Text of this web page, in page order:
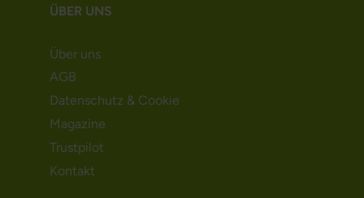
ÜBER UNS
Über uns
AGB
Datenschutz & Cookie
Magazine
Trustpilot
Kontakt